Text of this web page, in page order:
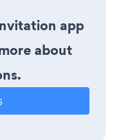
app
about